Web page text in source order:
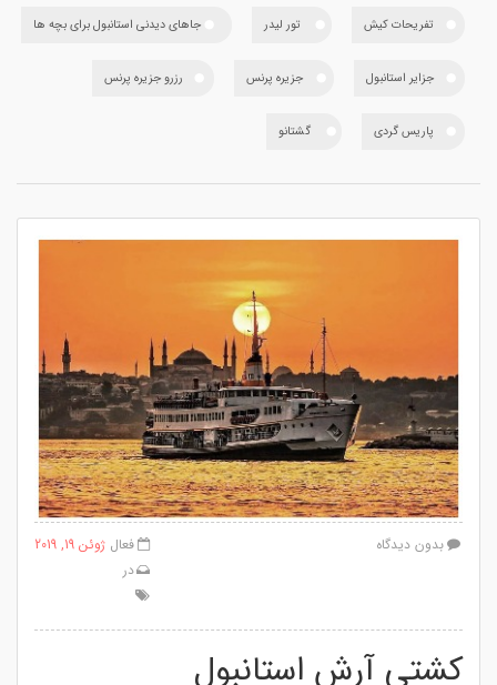
تفریحات کیش تور لیدر جاهای دیدنی استانبول برای بچه ها
جزایر استانبول جزیره پرنس رزرو جزیره پرنس
پاریس گردی گشتانو
فعال ژوئن 19, 2019
در
بدون دیدگاه
کشتی آرش استانبول